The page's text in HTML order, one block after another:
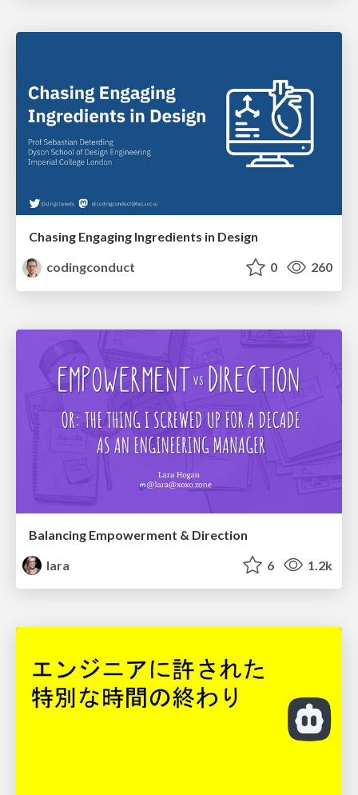
Chasing Engaging Ingredients in Design
codingconduct
0 260
Balancing Empowerment & Direction
lara
6 1.2k